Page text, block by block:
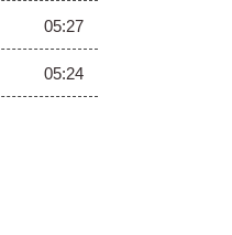
05:27
05:24